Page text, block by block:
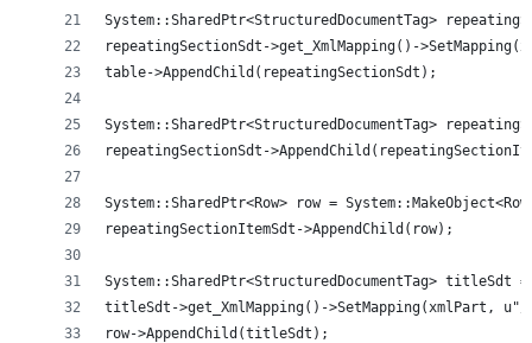
System::SharedPtr<StructuredDocumentTag>
repeatingSectionSdt->get_XmlMapping()-
table->AppendChild(repeatingSectionSdt);
System::SharedPtr<StructuredDocumentTag>
repeatingSectionSdt-
System::SharedPtr<Row> row =
repeatingSectionItemSdt->AppendChild(row);
System::SharedPtr<StructuredDocumentTag> titleSdt
titleSdt->get_XmlMapping()-
row->AppendChild(titleSdt);